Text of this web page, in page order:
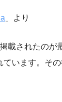
」より
載されたのが
います。そ